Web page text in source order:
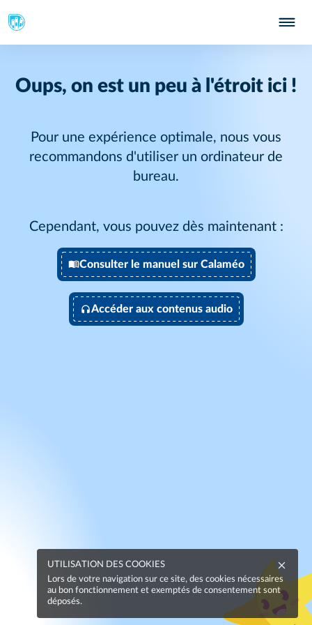
Oups, on est un peu à l'étroit ici !
Pour une expérience optimale, nous vous
recommandons d'utiliser un ordinateur de
bureau.
Cependant, vous pouvez dès maintenant :
Consulter le manuel sur Calaméo
Accéder aux contenus audio
UTILISATION DES COOKIES
Lors de votre navigation sur ce site, des cookies nécessaires
au bon fonctionnement et exemptés de consentement sont
déposés.